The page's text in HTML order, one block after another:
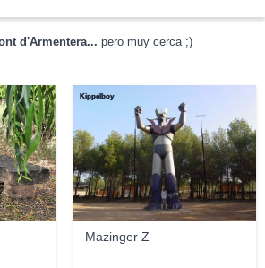
d'Armentera... pero muy cerca ;)
Mazinger Z
Kippelboy